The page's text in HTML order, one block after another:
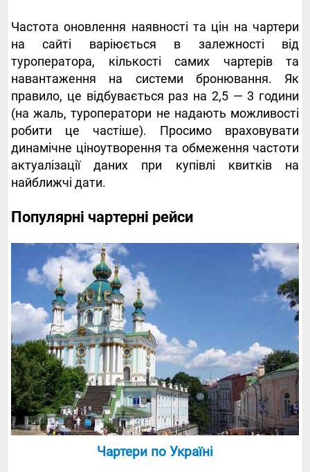
Частота оновлення наявності та цін на чартери
на сайті варіюється в залежності від
туроператора, кількості самих чартерів та
навантаження на системи бронювання. Як
правило, це відбувається раз на 2,5 — 3 години
(на жаль, туроператори не надають можливості
робити це частіше). Просимо враховувати
динамічне ціноутворення та обмеження частоти
актуалізації даних при купівлі квитків на
найближчі дати.
Популярні чартерні рейси
Чартери по Україні